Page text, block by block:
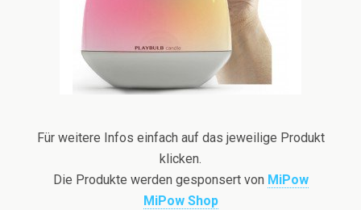
Für weitere Infos einfach auf das jeweilige Produkt
klicken.
Die Produkte werden gesponsert von MiPow
MiPow Shop